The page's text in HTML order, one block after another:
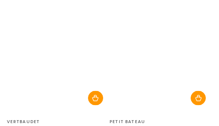
Fournisseur:
VERTBAUDET Fournisseur:
PETIT BATEAU